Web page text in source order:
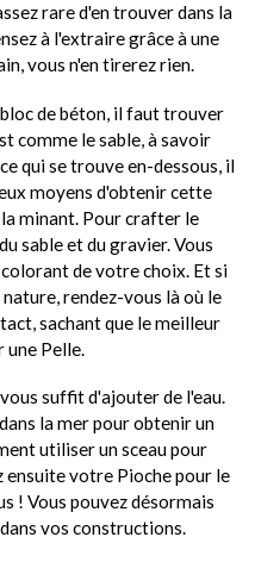
rare d'en trouver dans la
à l'extraire grâce à une
vous n'en tirerez rien.
de béton, il faut trouver
comme le sable, à savoir
qui se trouve en-dessous, il
moyens d'obtenir cette
minant. Pour crafter le
sable et du gravier. Vous
de votre choix. Et si
rendez-vous là où le
sachant que le meilleur
une Pelle.
suffit d'ajouter de l'eau.
la mer pour obtenir un
utiliser un sceau pour
ensuite votre Pioche pour le
! Vous pouvez désormais
vos constructions.